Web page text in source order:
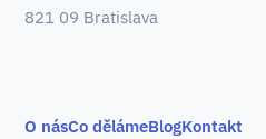
821 09 Bratislava
O násCo dělámeBlogKontakt